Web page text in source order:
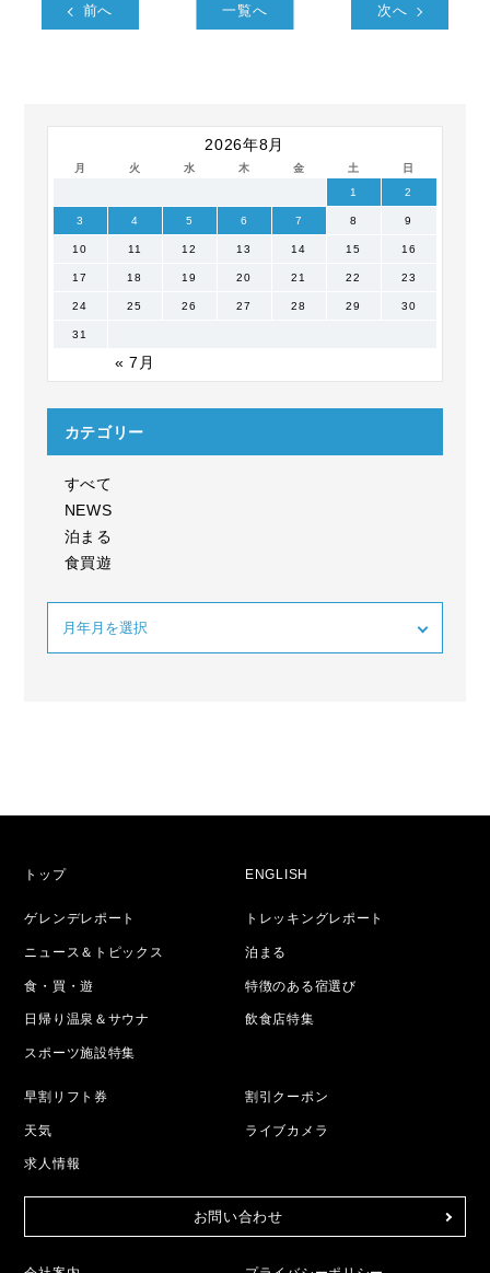
前へ 一覧へ 次へ
2026年8月
月 火 水 木 金 土 日
« 7月
1 2
3 4 5 6 7 8 9
10 11 12 13 14 15 16
17 18 19 20 21 22 23
24 25 26 27 28 29 30
31
カテゴリー
すべて
NEWS
泊まる
食買遊
トップ ENGLISH
ゲレンデレポート トレッキングレポート
ニュース＆トピックス 泊まる
食・買・遊 特徴のある宿選び
日帰り温泉＆サウナ 飲食店特集
スポーツ施設特集
早割リフト券 割引クーポン
天気 ライブカメラ
求人情報
お問い合わせ